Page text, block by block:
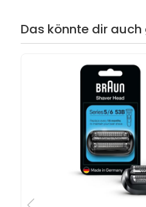
Das könnte dir auch